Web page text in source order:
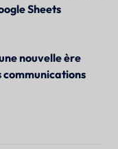
Sheets
nouvelle ère
communications